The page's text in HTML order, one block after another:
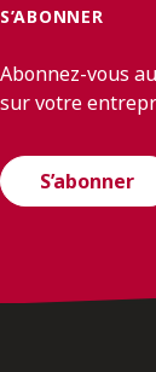
S’ABONNER
Abonnez-vous
sur votre
S’abonner